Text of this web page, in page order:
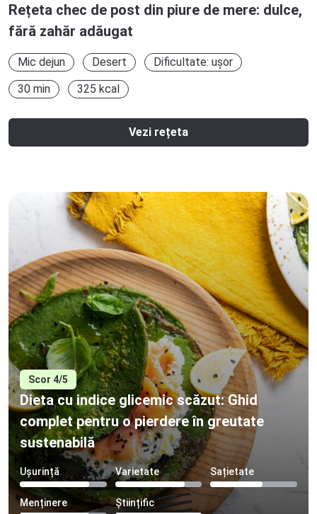
Rețeta chec de post din piure de mere: dulce,
fără zahăr adăugat
Mic dejun Desert
Dificultate: ușor
30 min
325 kcal
Vezi rețeta
Scor 4/5
Dieta cu indice glicemic scăzut: Ghid
complet pentru o pierdere în greutate
sustenabilă
Ușurință Varietate Sațietate
Menținere Științific